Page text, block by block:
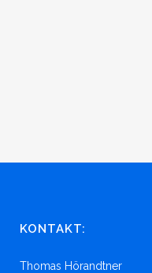
KONTAKT:
Thomas Hörandtner